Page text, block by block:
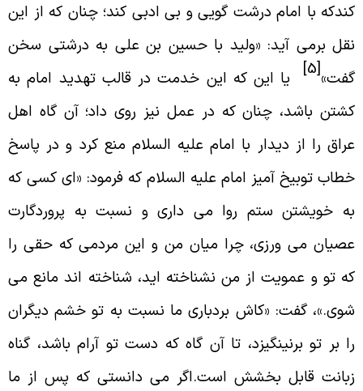
با امام درشت گويى و بى ادبى كند؛ چنان كه از اين
برمى آيد: «وليد با حسين بن على به درشتى سخن
يا اين كه اين خدمت در قالب تهديد امام به
باشد، چنان كه در عمل نيز روى داد؛ آن گاه اهل
را از ديدار با امام عليه السلام منع كرد و در پاسخ
توبيخ آميز امام عليه السلام كه فرمود: «اى كسى كه
خويشتن ستم روا مى دارى و نسبت به پروردگارت
مى ورزى، چرا ميان من و اين مردمى كه حقى را
تو و عمويت از من نشناخته ايد، شناخته اند مانع مى
گفت: «كاش بردبارى ما نسبت به تو خشم ديگران
بر تو برنينگيزد، تا آن گاه كه دست تو آرام باشد، گناه
قابل بخشش است.اگر مى دانستى كه پس از ما